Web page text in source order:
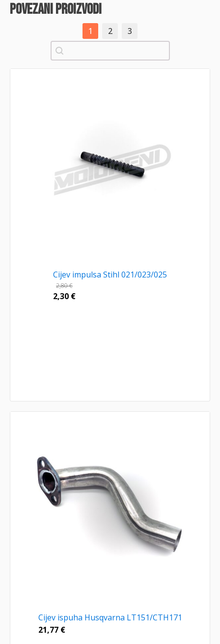
povezani proizvodi
1 2
3
Pretraži
Cijev impulsa Stihl 021/023/025
2,80€
2,30 €
Cijev ispuha Husqvarna LT151/CTH171
21,77 €